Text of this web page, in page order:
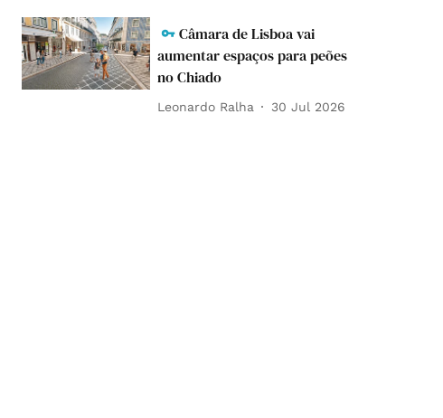
Câmara de Lisboa vai
aumentar espaços para peões
no Chiado
Leonardo Ralha 30 Jul 2026